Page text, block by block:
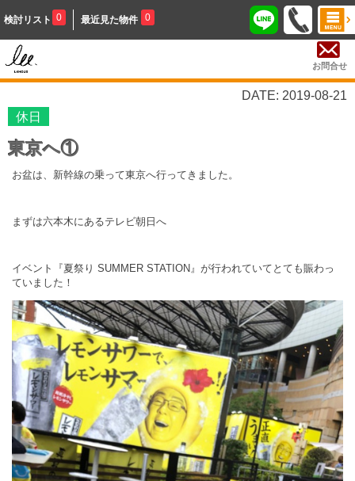
検討リスト 0 最近見た物件 0
お問合せ
DATE: 2019-08-21
休日
東京へ①
お盆は、新幹線の乗って東京へ行ってきました。
まずは六本木にあるテレビ朝日へ
イベント『夏祭り SUMMER STATION』が行われていてとても賑わっ
ていました！